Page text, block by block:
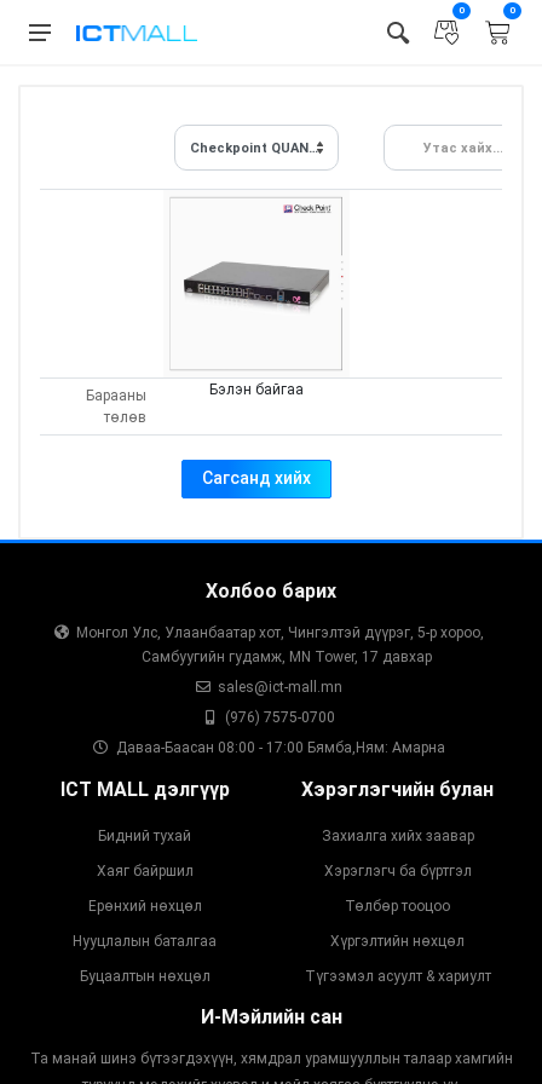
0 0
Checkpoint QUANTUM SPARK 1800 Утас хайх...
Барааны
төлөв
Бэлэн байгаа
Сагсанд хийх
Холбоо барих
Монгол Улс, Улаанбаатар хот, Чингэлтэй дүүрэг, 5-р хороо,
Самбуугийн гудамж, MN Tower, 17 давхар
sales@ict-mall.mn
(976) 7575-0700
Даваа-Баасан 08:00 - 17:00 Бямба,Ням: Амарна
ICT MALL дэлгүүр
Бидний тухай
Хаяг байршил
Ерөнхий нөхцөл
Нууцлалын баталгаа
Буцаалтын нөхцөл
Хэрэглэгчийн булан
Захиалга хийх заавар
Хэрэглэгч ба бүртгэл
Төлбөр тооцоо
Хүргэлтийн нөхцөл
Түгээмэл асуулт & хариулт
И-Мэйлийн сан
Та манай шинэ бүтээгдэхүүн, хямдрал урамшууллын талаар хамгийн